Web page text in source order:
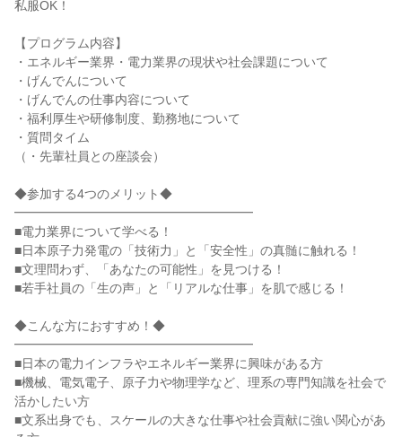
私服OK！
【プログラム内容】
・エネルギー業界・電力業界の現状や社会課題について
・げんでんについて
・げんでんの仕事内容について
・福利厚生や研修制度、勤務地について
・質問タイム
（・先輩社員との座談会）
◆参加する4つのメリット◆
━━━━━━━━━━━━━━━━━━━
■電力業界について学べる！
■日本原子力発電の「技術力」と「安全性」の真髄に触れる！
■文理問わず、「あなたの可能性」を見つける！
■若手社員の「生の声」と「リアルな仕事」を肌で感じる！
◆こんな方におすすめ！◆
━━━━━━━━━━━━━━━━━━━
■日本の電力インフラやエネルギー業界に興味がある方
■機械、電気電子、原子力や物理学など、理系の専門知識を社会で
活かしたい方
■文系出身でも、スケールの大きな仕事や社会貢献に強い関心があ